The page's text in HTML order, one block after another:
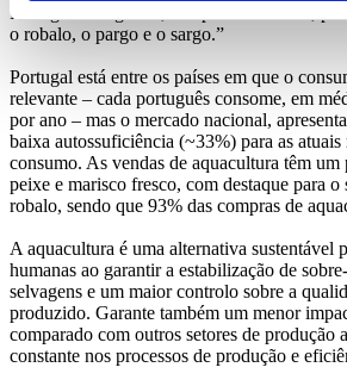
Portugal. Alargando, nos próximos anos,
o robalo, o pargo e o sargo.”
Portugal está entre os países em que o
relevante – cada português consome, em
por ano – mas o mercado nacional,
baixa autossuficiência (~33%) para as atuais
consumo. As vendas de aquacultura têm um
peixe e marisco fresco, com destaque para o
robalo, sendo que 93% das compras de
A aquacultura é uma alternativa sustentável
humanas ao garantir a estabilização de
selvagens e um maior controlo sobre a
produzido. Garante também um menor
comparado com outros setores de produção
constante nos processos de produção e